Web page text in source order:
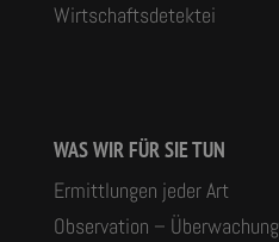
Wirtschaftsdetektei
WAS WIR FÜR SIE TUN
Ermittlungen jeder Art
Observation – Überwachung